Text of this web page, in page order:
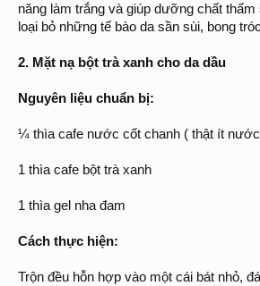
năng làm trắng và giúp dưỡng chất
loại bỏ những tế bào da sần sùi, bong
2. Mặt nạ bột trà xanh cho da dầu
Nguyên liệu chuẩn bị:
¼ thìa cafe nước cốt chanh ( thật ít
1 thìa cafe bột trà xanh
1 thìa gel nha đam
Cách thực hiện:
Trộn đều hỗn hợp vào một cái bát nhỏ,